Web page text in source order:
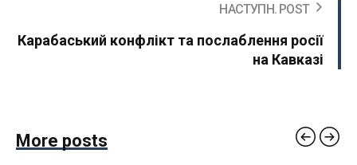
НАСТУПН. POST
Карабаський конфлікт та послаблення росії
на Кавказі
More posts